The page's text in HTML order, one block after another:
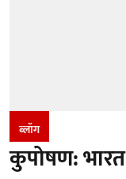
ब्लॉग
कुपोषण: